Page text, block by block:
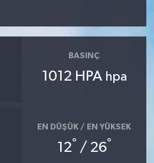
BASINÇ
1012 HPA hpa
EN DÜŞÜK / EN YÜKSEK
12° / 26°